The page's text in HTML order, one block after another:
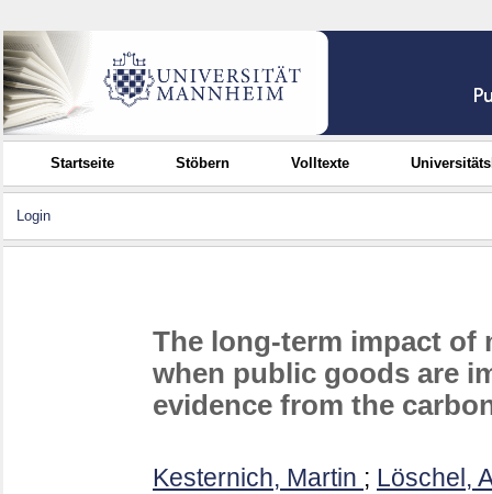
Startseite Stöbern Volltexte
Login
The long-term impact of
when public goods are
evidence from the
Kesternich, Martin ; Löschel,